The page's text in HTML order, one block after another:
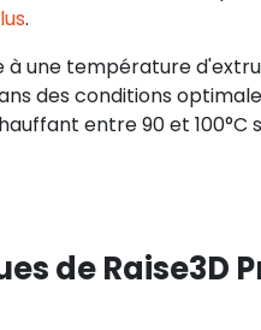
.
une température
des conditions
entre 90 et 100°C
de Raise3D